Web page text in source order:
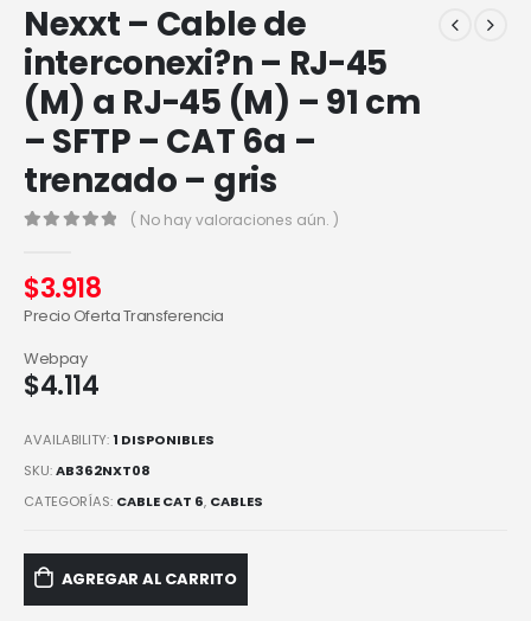
Nexxt – Cable de
interconexi?n – RJ-45
(M) a RJ-45 (M) – 91 cm
– SFTP – CAT 6a –
trenzado – gris
( No hay valoraciones aún. )
$3.918
Precio Oferta Transferencia
$4.114
Webpay
AVAILABILITY:1 DISPONIBLES
SKU:AB362NXT08
CATEGORÍAS: CABLE CAT 6, CABLES
AGREGAR AL CARRITO